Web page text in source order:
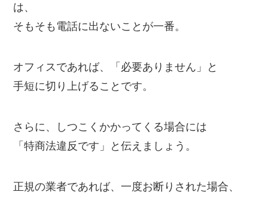
は、
そもそも電話に出ないことが一番。
オフィスであれば、「必要ありません」と
手短に切り上げることです。
さらに、しつこくかかってくる場合には
「特商法違反です」と伝えましょう。
正規の業者であれば、一度お断りされた場合、